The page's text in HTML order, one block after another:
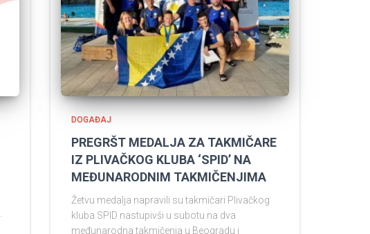
DOGAĐAJ
PREGRŠT MEDALJA ZA TAKMIČARE
IZ PLIVAČKOG KLUBA ‘SPID’ NA
MEĐUNARODNIM TAKMIČENJIMA
Žetvu medalja napravili su takmičari Plivačkog
kluba SPID nastupivši u subotu na dva
međunarodna takmičenja u Beogradu i